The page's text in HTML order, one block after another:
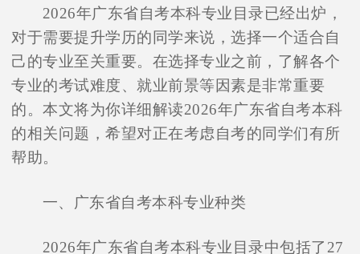
2026年广东省自考本科专业目录已经出炉，
对于需要提升学历的同学来说，选择一个适合自
己的专业至关重要。在选择专业之前，了解各个
专业的考试难度、就业前景等因素是非常重要
的。本文将为你详细解读2026年广东省自考本科
的相关问题，希望对正在考虑自考的同学们有所
帮助。
一、广东省自考本科专业种类
2026年广东省自考本科专业目录中包括了27